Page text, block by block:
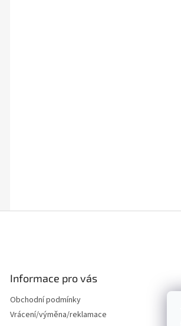
Informace pro vás
Obchodní podmínky
Vrácení/výměna/reklamace